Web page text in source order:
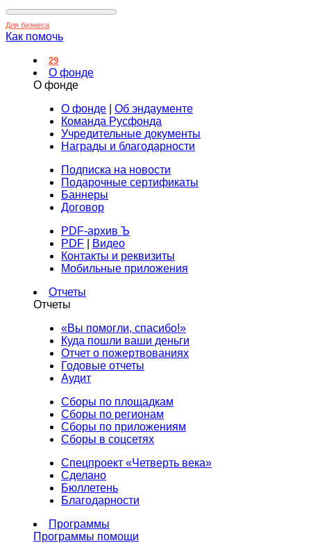
Для бизнеса
Как помочь
29
О фонде
О фонде
О фонде
Об эндаументе
Команда Русфонда
Учредительные документы
Награды и благодарности
Подписка на новости
Подарочные сертификаты
Баннеры
Договор
PDF-архив Ъ
PDF
Видео
Контакты и реквизиты
Мобильные приложения
Отчеты
Отчеты
«Вы помогли, спасибо!»
Куда пошли ваши деньги
Отчет о пожертвованиях
Годовые отчеты
Аудит
Сборы по площадкам
Сборы по регионам
Сборы по приложениям
Сборы в соцсетях
Спецпроект «Четверть века»
Сделано
Бюллетень
Благодарности
Программы
Программы помощи